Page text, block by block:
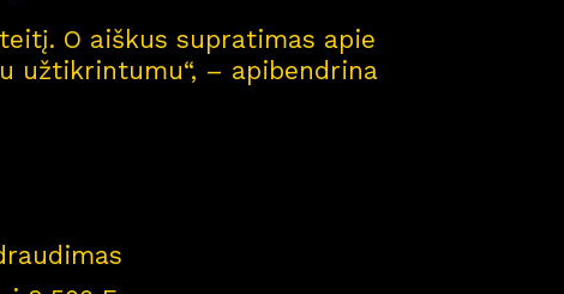
O aiškus supratimas apie
užtikrintumu“, – apibendrina